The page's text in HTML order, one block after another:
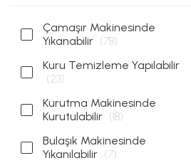
Çamaşır Makinesinde
Yıkanabilir (78)
Kuru Temizleme Yapılabilir
(23)
Kurutma Makinesinde
Kurutulabilir (18)
Bulaşık Makinesinde
Yıkanılabilir (7)